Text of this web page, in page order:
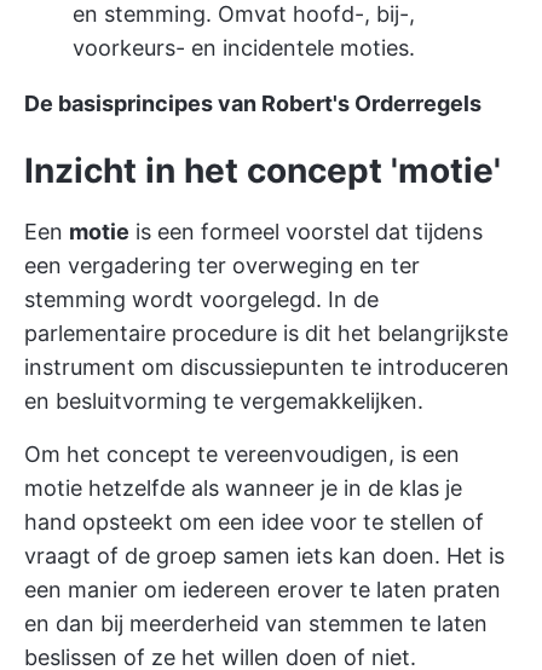
en stemming. Omvat hoofd-, bij-,
voorkeurs- en incidentele moties.
De basisprincipes van Robert's Orderregels
Inzicht in het concept 'motie'
Een motie is een formeel voorstel dat tijdens
een vergadering ter overweging en ter
stemming wordt voorgelegd. In de
parlementaire procedure is dit het belangrijkste
instrument om discussiepunten te introduceren
en besluitvorming te vergemakkelijken.
Om het concept te vereenvoudigen, is een
motie hetzelfde als wanneer je in de klas je
hand opsteekt om een idee voor te stellen of
vraagt of de groep samen iets kan doen. Het is
een manier om iedereen erover te laten praten
en dan bij meerderheid van stemmen te laten
beslissen of ze het willen doen of niet.